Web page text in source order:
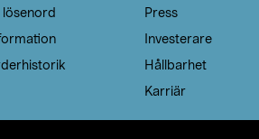
lösenord Press
Investerare
Hållbarhet
Karriär